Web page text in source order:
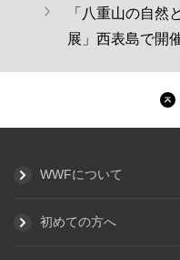
「八重山の自然
展」西表島で開
WWFについて
初めての方へ